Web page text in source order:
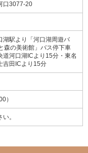
口3077-20
湖駅より「河口湖周遊バ
森の美術館」バス停下車
道河口湖ICより15分・東名
吉田ICより15分
）
。